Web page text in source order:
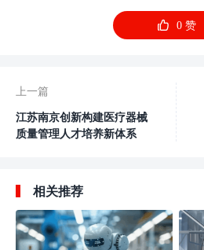
 0赞
上一篇
江苏南京创新构建医疗器械
质量管理人才培养新体系
相关推荐